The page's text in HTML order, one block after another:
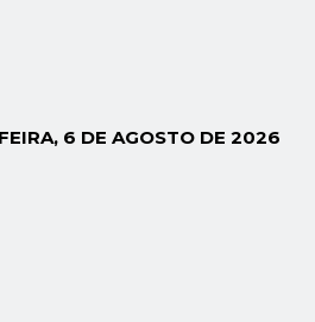
6 DE AGOSTO DE 2026